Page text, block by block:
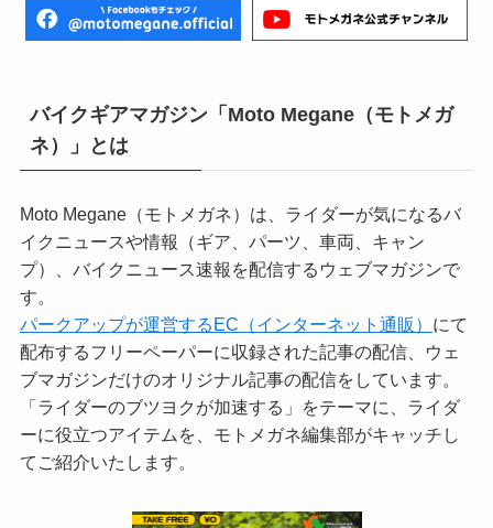
バイクギアマガジン「Moto Megane（モトメガ
ネ）」とは
Moto Megane（モトメガネ）は、ライダーが気になるバ
イクニュースや情報（ギア、パーツ、車両、キャン
プ）、バイクニュース速報を配信するウェブマガジンで
す。
パークアップが運営するEC（インターネット通販） にて
配布するフリーペーパーに収録された記事の配信、ウェ
ブマガジンだけのオリジナル記事の配信をしています。
「ライダーのブツヨクが加速する」をテーマに、ライダ
ーに役立つアイテムを、モトメガネ編集部がキャッチし
てご紹介いたします。